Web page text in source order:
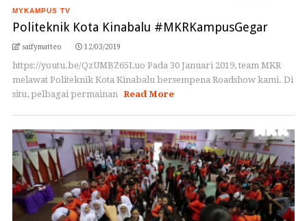
MYKAMPUS TV
Politeknik Kota Kinabalu #MKRKampusGegar
saifymatteo 12/03/2019
https://youtu.be/QzUMBZ65Luo Pada 30 Januari 2019, team MKR
melawat Politeknik Kota Kinabalu bersempena Roadshow kami. Di
situ, pelbagai permainan Read More